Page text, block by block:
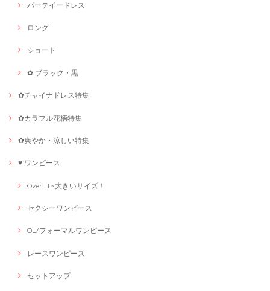
パーテイードレス
ロング
ショート
✿ ブラック・黒
✿チャイナドレス特集
✿カラフル花柄特集
✿爽やか・涼しい特集
♥ ワンピース
Over LL~大きいサイズ！
セクシーワンピース
OL/フォーマルワンピース
レースワンピース
セットアップ